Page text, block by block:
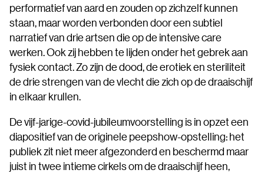
performatief van aard en zouden op zichzelf kunnen
staan, maar worden verbonden door een subtiel
narratief van drie artsen die op de intensive care
werken. Ook zij hebben te lijden onder het gebrek aan
fysiek contact. Zo zijn de dood, de erotiek en steriliteit
de drie strengen van de vlecht die zich op de draaischijf
in elkaar krullen.
De vijf-jarige-covid-jubileumvoorstelling is in opzet een
diapositief van de originele peepshow-opstelling: het
publiek zit niet meer afgezonderd en beschermd maar
juist in twee intieme cirkels om de draaischijf heen,